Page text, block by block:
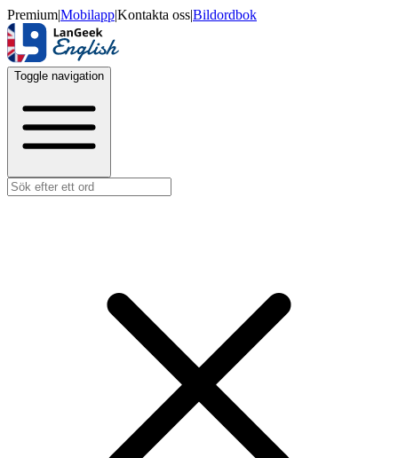
Premium|Mobilapp|Kontakta oss|Bildordbok
Toggle navigation